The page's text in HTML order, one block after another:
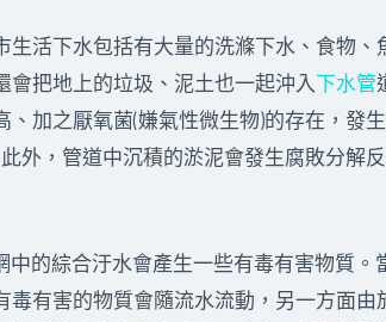
下水包括有大量的洗滌下水、食物、
把地上的垃圾、泥土也一起沖入 下水管
加之厭氧菌(嫌氣性微生物)的存在，發
外，管道中沉積的淤泥會發生腐敗分解
的綜合汙水會產生一些有毒有害物質。
有害的物質會隨流水流動，另一方面